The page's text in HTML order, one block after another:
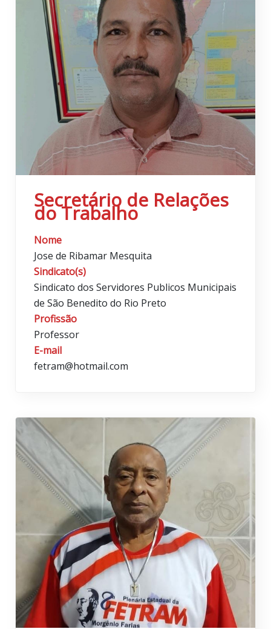
Secretário de Relações
do Trabalho
Nome
Jose de Ribamar Mesquita
Sindicato(s)
Sindicato dos Servidores Publicos Municipais
de São Benedito do Rio Preto
Profissão
Professor
E-mail
fetram@hotmail.com